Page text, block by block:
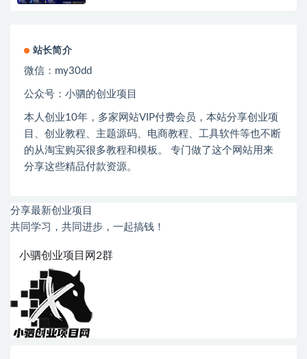
站长简介
微信： my30dd
公众号：小驷的创业项目
本人创业10年，多家网站VIP付费会员，本站分享创业项
目、创业教程、主题源码、电商教程、工具软件等也不断
的从淘宝购买很多教程和模板。 专门做了这个网站用来
分享这些精品付款资源。
分享最新创业项目
共同学习，共同进步，一起搞钱！
小驷创业项目网2群